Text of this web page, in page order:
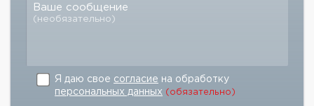
Ваше сообщение
(необязательно)
Я даю свое согласие на обработку
персональных данных (обязательно)